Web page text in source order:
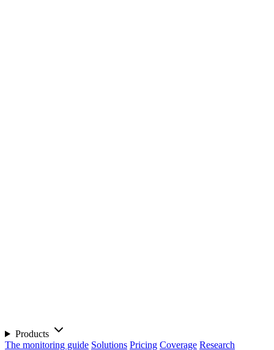
Products
The monitoring guide Solutions Pricing Coverage Research